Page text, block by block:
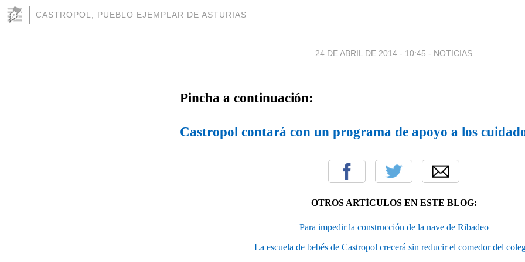
CASTROPOL, PUEBLO EJEMPLAR DE ASTURIAS
24 DE ABRIL DE 2014 - 10:45 - NOTICIAS
Pincha a continuación:
Castropol contará con un programa de apoyo a los
OTROS ARTÍCULOS EN ESTE BLOG:
Para impedir la construcción de la nave de Ribadeo
La escuela de bebés de Castropol crecerá sin reducir el comedor del